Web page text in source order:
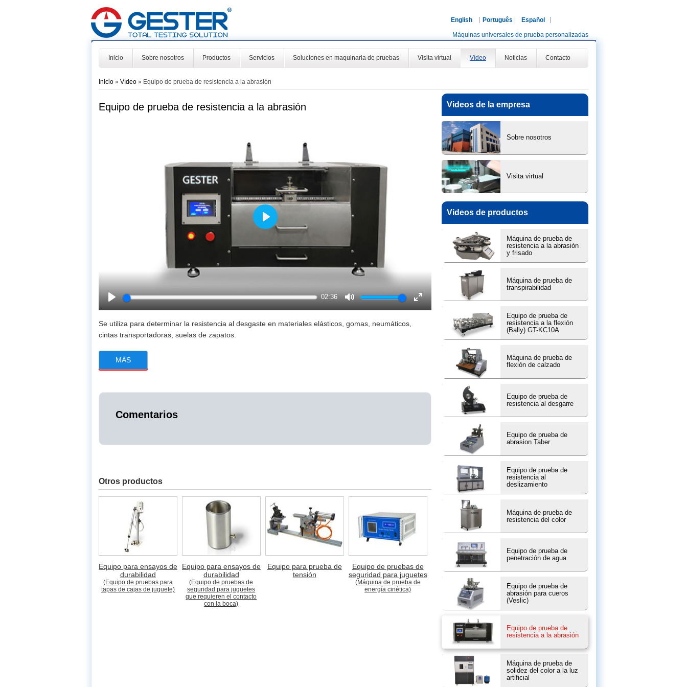
English Português Español
Máquinas universales de prueba personalizadas
Inicio Sobre nosotros Productos Servicios Soluciones en maquinaria de pruebas Visita virtual Vídeo Noticias Contacto
Inicio » Vídeo » Equipo de prueba de resistencia a la abrasión
Equipo de prueba de resistencia a la abrasión
Play
02:36
Mute
Enter
Play
Se utiliza para determinar la resistencia al desgaste en materiales elásticos, gomas, neumáticos,
cintas transportadoras, suelas de zapatos.
MÁS
Comentarios
Otros productos
Equipo para ensayos de
durabilidad
(Equipo de pruebas para
tapas de cajas de juguete)
Equipo para ensayos de
durabilidad
(Equipo de pruebas de
seguridad para juguetes
que requieren el contacto
con la boca)
Equipo para prueba de
tensión
Equipo de pruebas de
seguridad para juguetes
(Máquina de prueba de
energía cinética)
Videos de la empresa
Sobre nosotros
Visita virtual
Videos de productos
Máquina de prueba de
resistencia a la abrasión
y frisado
Máquina de prueba de
transpirabilidad
Equipo de prueba de
resistencia a la flexión
(Bally) GT-KC10A
Máquina de prueba de
flexión de calzado
Equipo de prueba de
resistencia al desgarre
Equipo de prueba de
abrasion Taber
Equipo de prueba de
resistencia al
deslizamiento
Máquina de prueba de
resistencia del color
Equipo de prueba de
penetración de agua
Equipo de prueba de
abrasión para cueros
(Veslic)
Equipo de prueba de
resistencia a la abrasión
Máquina de prueba de
solidez del color a la luz
artificial